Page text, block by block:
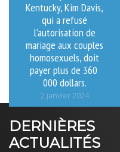
Kentucky, Kim Davis,
qui a refusé
l’autorisation de
mariage aux couples
homosexuels, doit
payer plus de 360 ​​
000 dollars.
2 janvier 2024
DERNIÈRES
ACTUALITÉS